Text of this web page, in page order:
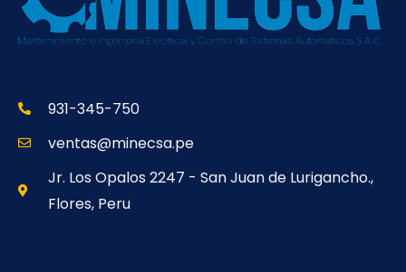
931-345-750
ventas@minecsa.pe
Jr. Los Opalos 2247 - San Juan de Lurigancho.,
Flores, Peru